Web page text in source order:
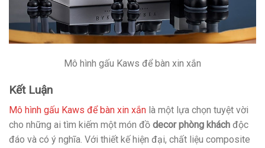
Mô hình gấu Kaws để bàn xin xắn
Kết Luận
Mô hình gấu Kaws để bàn xin xắn là một lựa chọn tuyệt vời
cho những ai tìm kiếm một món đồ decor phòng khách độc
đáo và có ý nghĩa. Với thiết kế hiện đại, chất liệu composite